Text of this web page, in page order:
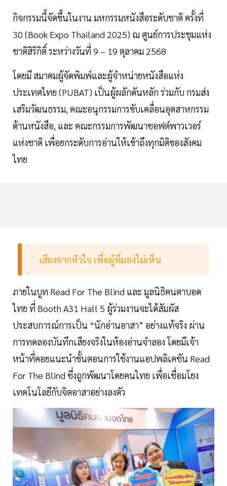
กิจกรรมนี้จัดขึ้นในงาน มหกรรมหนังสือระดับชาติ ครั้งที่
30 (Book Expo Thailand 2025) ณ ศูนย์การประชุมแห่ง
ชาติสิริกิติ์ ระหว่างวันที่ 9 – 19 ตุลาคม 2568
โดยมี สมาคมผู้จัดพิมพ์และผู้จำหน่ายหนังสือแห่ง
ประเทศไทย (PUBAT) เป็นผู้ผลักดันหลัก ร่วมกับ กรมส่ง
เสริมวัฒนธรรม, คณะอนุกรรมการขับเคลื่อนอุตสาหกรรม
ด้านหนังสือ, และ คณะกรรมการพัฒนาซอฟต์พาวเวอร์
แห่งชาติ เพื่อยกระดับการอ่านให้เข้าถึงทุกมิติของสังคม
ไทย
เสียงจากหัวใจ เพื่อผู้ที่มองไม่เห็น
ภายในบูท Read For The Blind และ มูลนิธิคนตาบอด
ไทย ที่ Booth A31 Hall 5 ผู้ร่วมงานจะได้สัมผัส
ประสบการณ์การเป็น “นักอ่านอาสา” อย่างแท้จริง ผ่าน
การทดลองบันทึกเสียงจริงในห้องอ่านจำลอง โดยมีเจ้า
หน้าที่คอยแนะนำขั้นตอนการใช้งานแอปพลิเคชัน Read
For The Blind ซึ่งถูกพัฒนาโดยคนไทย เพื่อเชื่อมโยง
เทคโนโลยีกับจิตอาสาอย่างลงตัว